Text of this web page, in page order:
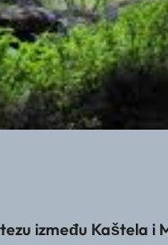
između Kaštela i